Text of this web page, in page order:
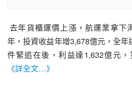
去年貨櫃運價上漲，航運業拿下海外投資王，去年一整
年，投資收益年增3,678億元，全
《詳全文…》